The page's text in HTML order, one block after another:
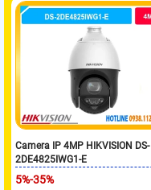
Camera IP 4MP HIKVISION DS-
2DE4825IWG1-E
5%-35%